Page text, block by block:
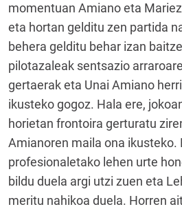
momentuan Amiano eta
eta hortan gelditu zen partida
behera gelditu behar izan
pilotazaleak sentsazio
gertaerak eta Unai Amiano
ikusteko gogoz. Hala ere,
horietan frontoira gerturatu
Amianoren maila ona ikusteko.
profesionaletako lehen urte
bildu duela argi utzi zuen eta
meritu nahikoa duela. Horren